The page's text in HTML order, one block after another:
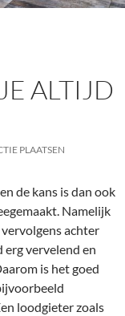
ALTIJD
PLAATSEN
de kans is dan ook
Namelijk
achter
vervelend en
is het goed
loodgieter zoals